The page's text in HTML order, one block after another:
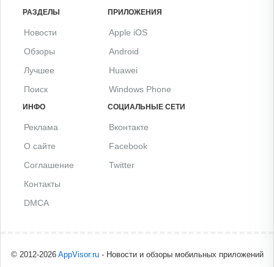
РАЗДЕЛЫ
Новости
Обзоры
Лучшее
Поиск
ПРИЛОЖЕНИЯ
Apple iOS
Android
Huawei
Windows Phone
ИНФО
Реклама
О сайте
Соглашение
Контакты
DMCA
СОЦИАЛЬНЫЕ СЕТИ
Вконтакте
Facebook
Twitter
© 2012-2026 AppVisor.ru- Новости и обзоры мобильных приложений